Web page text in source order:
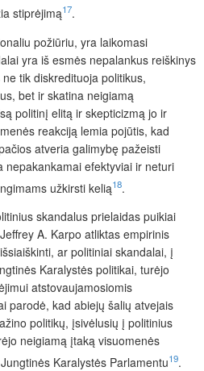
stiprėjimą17.
požiūriu, yra laikomasi
yra iš esmės nepalankus reiškinys
tik diskredituoja politikus,
bet ir skatina neigiamą
politinį elitą ir skepticizmą jo ir
reakciją lemia pojūtis, kad
atveria galimybę pažeisti
nepakankamai efektyviai ir neturi
užkirsti kelią18.
skandalus prielaidas puikiai
A. Karpo atliktas empirinis
ar politiniai skandalai, į
Karalystės politikai, turėjo
atstovaujamosiomis
parodė, kad abiejų šalių atvejais
politikų, įsivėlusių į politinius
neigiamą įtaką visuomenės
Karalystės Parlamentu19.